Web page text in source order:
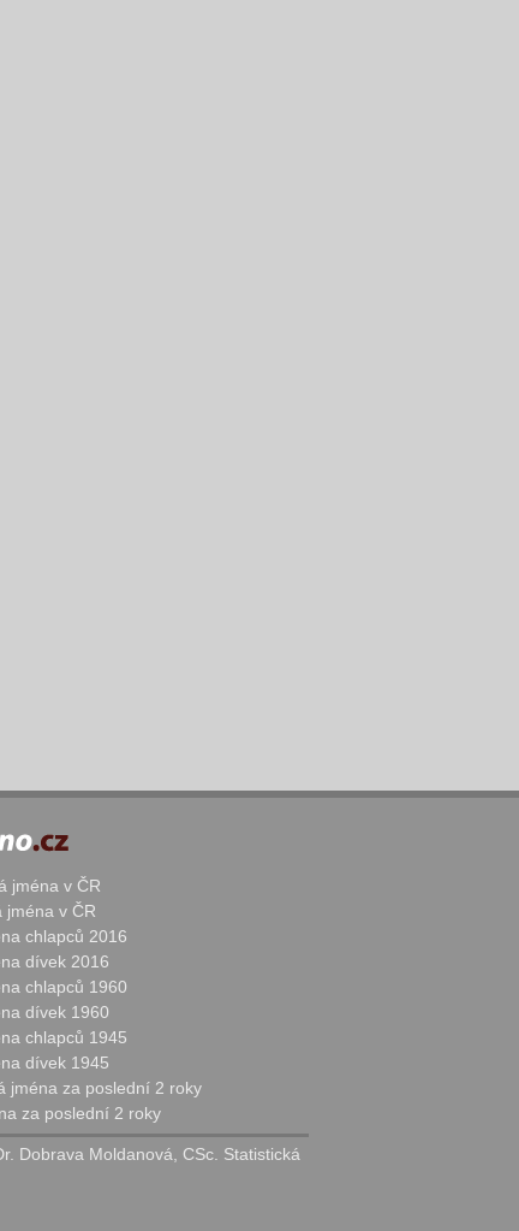
jména v ČR
jména v ČR
chlapců 2016
dívek 2016
chlapců 1960
dívek 1960
chlapců 1945
dívek 1945
jména za poslední 2 roky
za poslední 2 roky
Dobrava Moldanová, CSc. Statistická